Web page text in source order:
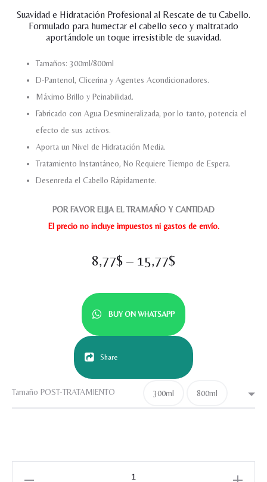
Suavidad e Hidratación Profesional al Rescate de tu Cabello.
Formulado para humectar el cabello seco y maltratado
aportándole un toque irresistible de suavidad.
Tamaños: 300ml/800ml
D-Pantenol, Clicerina y Agentes Acondicionadores.
Máximo Brillo y Peinabilidad.
Fabricado con Agua Desmineralizada, por lo tanto, potencia el
efecto de sus activos.
Aporta un Nivel de Hidratación Media.
Tratamiento Instantáneo, No Requiere Tiempo de Espera.
Desenreda el Cabello Rápidamente.
POR FAVOR ELIJA EL TRAMAÑO Y CANTIDAD
El precio no incluye impuestos ni gastos de envío.
8,77$ – 15,77$
BUY ON WHATSAPP
Share
Tamaño POST-TRATAMIENTO 300ml 800ml